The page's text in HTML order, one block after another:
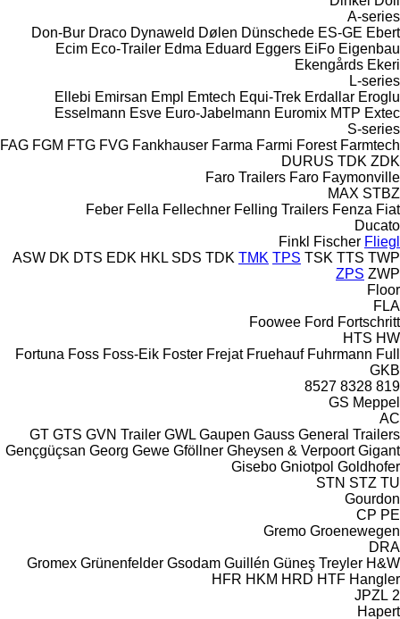
A-series
Don-Bur Draco Dynaweld Dølen Dünschede ES-GE Ebert
Ecim Eco-Trailer Edma Eduard Eggers EiFo Eigenbau
Ekengårds Ekeri
L-series
Ellebi Emirsan Empl Emtech Equi-Trek Erdallar Eroglu
Esselmann Esve Euro-Jabelmann Euromix MTP Extec
S-series
FAG FGM FTG FVG Fankhauser Farma Farmi Forest Farmtech
DURUS TDK ZDK
Faro Trailers Faro Faymonville
MAX STBZ
Feber Fella Fellechner Felling Trailers Fenza Fiat
Ducato
Finkl Fischer Fliegl
ASW DK DTS EDK HKL SDS TDK TMK TPS TSK TTS TWP
ZPS ZWP
Floor
FLA
Foowee Ford Fortschritt
HTS HW
Fortuna Foss Foss-Eik Foster Frejat Fruehauf Fuhrmann Full
GKB
819
8328
8527
GS Meppel
AC
GT GTS GVN Trailer GWL Gaupen Gauss General Trailers
Gençgüçsan Georg Gewe Gföllner Gheysen & Verpoort Gigant
Gisebo Gniotpol Goldhofer
STN STZ TU
Gourdon
CP PE
Gremo Groenewegen
DRA
Gromex Grünenfelder Gsodam Guillén Güneş Treyler H&W
HFR HKM HRD HTF Hangler
2 JPZL
Hapert